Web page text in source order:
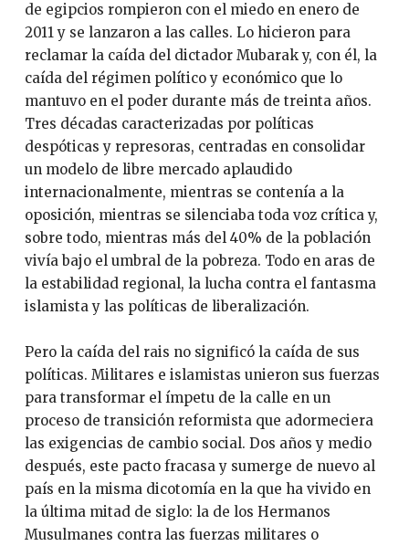
de egipcios rompieron con el miedo en enero de
2011 y se lanzaron a las calles. Lo hicieron para
reclamar la caída del dictador Mubarak y, con él, la
caída del régimen político y económico que lo
mantuvo en el poder durante más de treinta años.
Tres décadas caracterizadas por políticas
despóticas y represoras, centradas en consolidar
un modelo de libre mercado aplaudido
internacionalmente, mientras se contenía a la
oposición, mientras se silenciaba toda voz crítica y,
sobre todo, mientras más del 40% de la población
vivía bajo el umbral de la pobreza. Todo en aras de
la estabilidad regional, la lucha contra el fantasma
islamista y las políticas de liberalización.
Pero la caída del rais no significó la caída de sus
políticas. Militares e islamistas unieron sus fuerzas
para transformar el ímpetu de la calle en un
proceso de transición reformista que adormeciera
las exigencias de cambio social. Dos años y medio
después, este pacto fracasa y sumerge de nuevo al
país en la misma dicotomía en la que ha vivido en
la última mitad de siglo: la de los Hermanos
Musulmanes contra las fuerzas militares o